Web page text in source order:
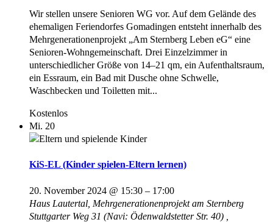
Wir stellen unsere Senioren WG vor. Auf dem Gelände des
ehemaligen Feriendorfes Gomadingen entsteht innerhalb des
Mehrgenerationenprojekt „Am Sternberg Leben eG“ eine
Senioren-Wohngemeinschaft. Drei Einzelzimmer in
unterschiedlicher Größe von 14–21 qm, ein Aufenthaltsraum,
ein Essraum, ein Bad mit Dusche ohne Schwelle,
Waschbecken und Toiletten mit...
Kostenlos
Mi. 20
KiS-EL (Kinder spielen-Eltern lernen)
20. November 2024 @ 15:30 – 17:00
Haus Lautertal, Mehrgenerationenprojekt am Sternberg
Stuttgarter Weg 31 (Navi: Ödenwaldstetter Str. 40) ,